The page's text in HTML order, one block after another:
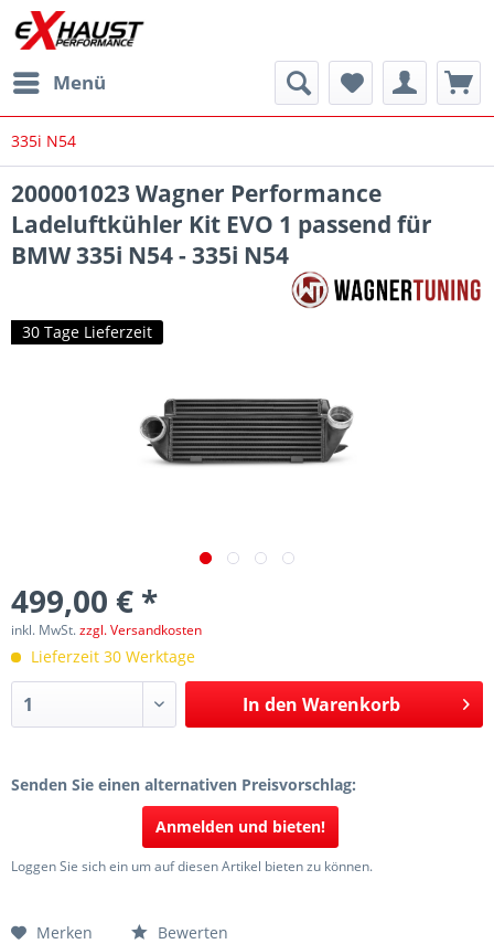
Menü
335i N54
200001023 Wagner Performance
Ladeluftkühler Kit EVO 1 passend für
BMW 335i N54 - 335i N54
30 Tage Lieferzeit
499,00 € *
inkl. MwSt.zzgl. Versandkosten
Lieferzeit 30 Werktage
In den Warenkorb
Senden Sie einen alternativen Preisvorschlag:
Anmelden und bieten!
Loggen Sie sich ein um auf diesen Artikel bieten zu können.
Merken Bewerten